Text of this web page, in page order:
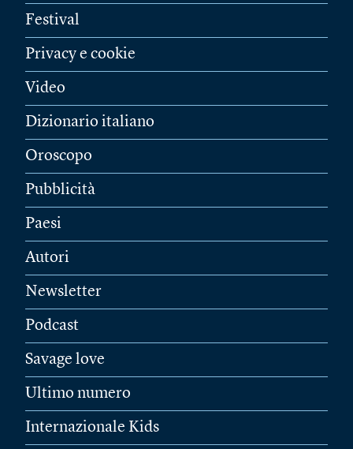
Festival
Privacy e cookie
Video
Dizionario italiano
Oroscopo
Pubblicità
Paesi
Autori
Newsletter
Podcast
Savage love
Ultimo numero
Internazionale Kids